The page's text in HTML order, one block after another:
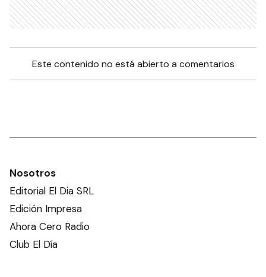
Este contenido no está abierto a comentarios
Nosotros
Editorial El Dia SRL
Edición Impresa
Ahora Cero Radio
Club El Día